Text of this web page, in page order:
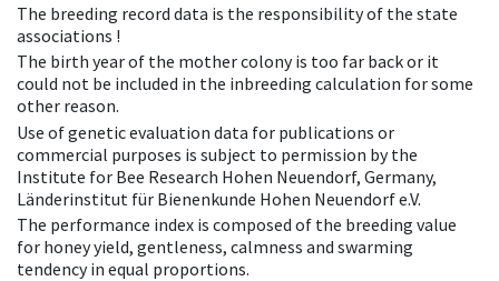
The breeding record data is the responsibility of the state
associations !
The birth year of the mother colony is too far back or it
could not be included in the inbreeding calculation for some
other reason.
Use of genetic evaluation data for publications or
commercial purposes is subject to permission by the
Institute for Bee Research Hohen Neuendorf, Germany,
Länderinstitut für Bienenkunde Hohen Neuendorf e.V.
The performance index is composed of the breeding value
for honey yield, gentleness, calmness and swarming
tendency in equal proportions.